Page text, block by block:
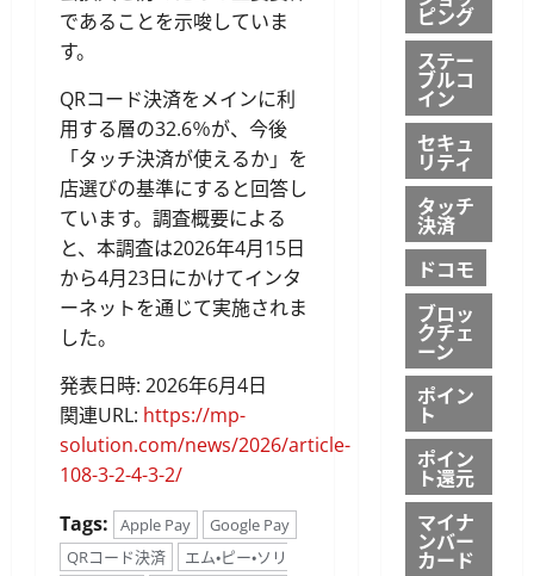
であることを示唆していま
す。
QRコード決済をメインに利
用する層の32.6％が、今後
「タッチ決済が使えるか」を
店選びの基準にすると回答し
ています。調査概要による
と、本調査は2026年4月15日
から4月23日にかけてインタ
ーネットを通じて実施されま
した。
発表日時: 2026年6月4日
関連URL: https://mp-
solution.com/news/2026/article-
108-3-2-4-3-2/
Tags:
Apple Pay
Google Pay
QRコード決済
エム・ピー・ソリ
ピング
ステー
ブルコ
イン
セキュ
リティ
タッチ
決済
ドコモ
ブロッ
クチェ
ーン
ポイン
ト
ポイン
ト還元
マイナ
ンバー
カード